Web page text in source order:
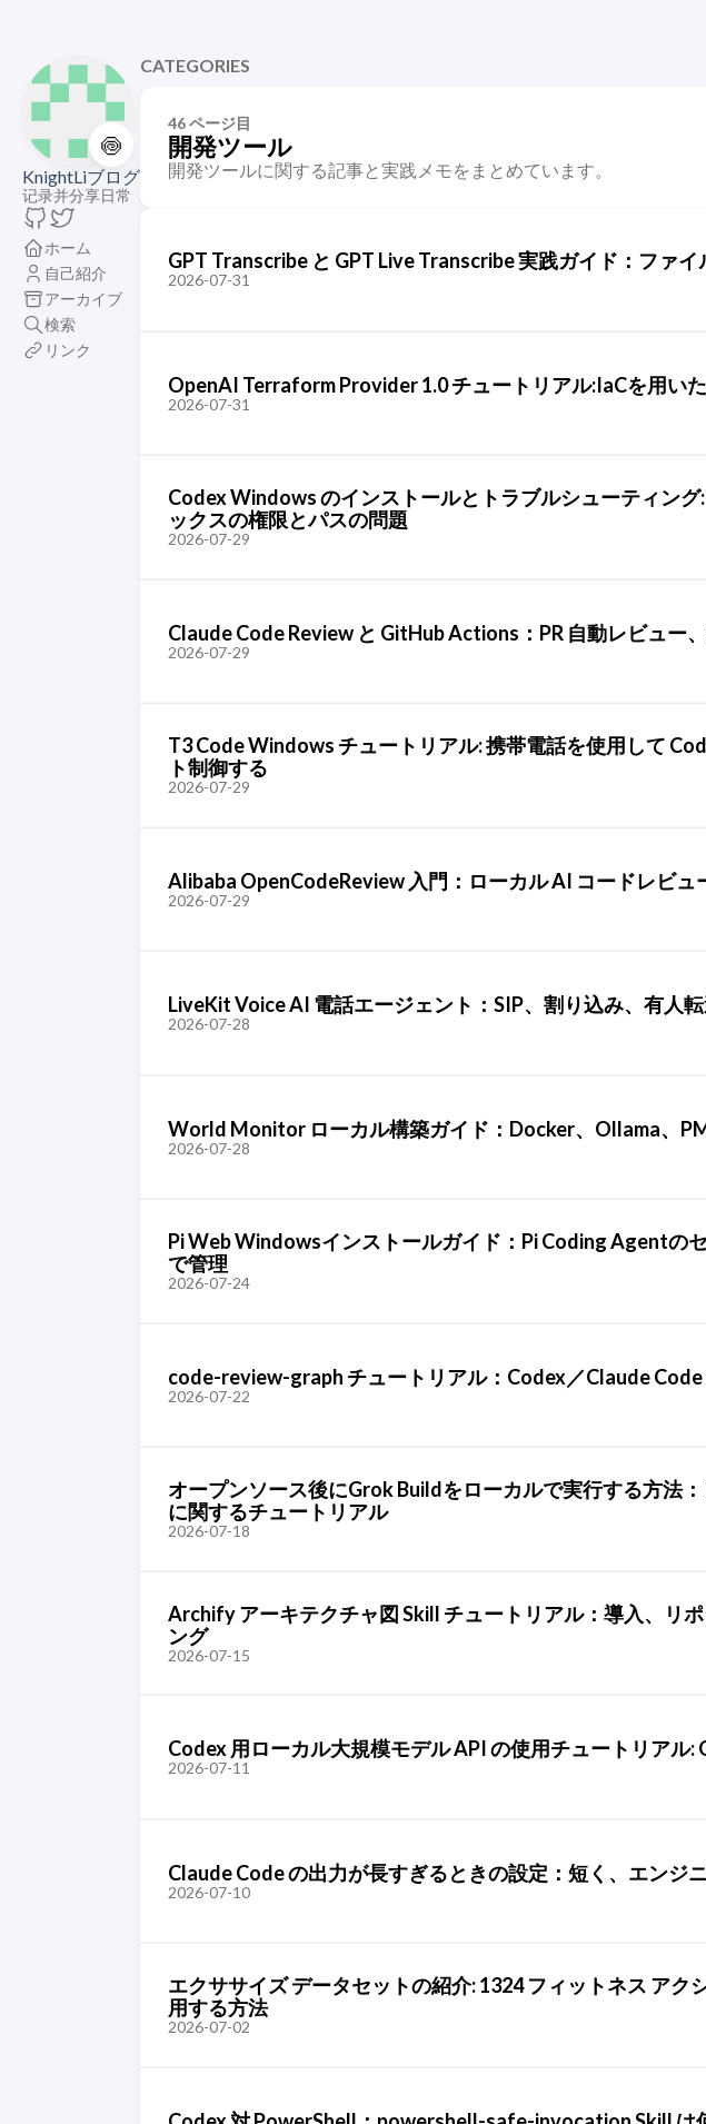
🍥
KnightLiブログ
记录并分享日常
ホーム
自己紹介
アーカイブ
検索
リンク
CATEGORIES
46 ページ目
開発ツール
開発ツールに関する記事と実践メモをまとめています。
GPT Transcribe と GPT Live Transcribe 実践ガイド：ファ
2026-07-31
OpenAI Terraform Provider 1.0 チュートリアル:IaCを用い
2026-07-31
Codex Windows のインストールとトラブルシューティン
ックスの権限とパスの問題
2026-07-29
Claude Code Review と GitHub Actions：PR 自動レビュー
2026-07-29
T3 Code Windows チュートリアル: 携帯電話を使用して
ト制御する
2026-07-29
Alibaba OpenCodeReview 入門：ローカル AI コードレビ
2026-07-29
LiveKit Voice AI 電話エージェント：SIP、割り込み、有人
2026-07-28
World Monitor ローカル構築ガイド：Docker、Ollama、
2026-07-28
Pi Web Windowsインストールガイド：Pi Coding Agent
で管理
2026-07-24
code-review-graph チュートリアル：Codex／Claude Code
2026-07-22
オープンソース後にGrok Buildをローカルで実行する方法
に関するチュートリアル
2026-07-18
Archify アーキテクチャ図 Skill チュートリアル：導入、リ
ング
2026-07-15
Codex 用ローカル大規模モデル API の使用チュートリアル
2026-07-11
Claude Code の出力が長すぎるときの設定：短く、エンジ
2026-07-10
エクササイズ データセットの紹介: 1324 フィットネス アク
用する方法
2026-07-02